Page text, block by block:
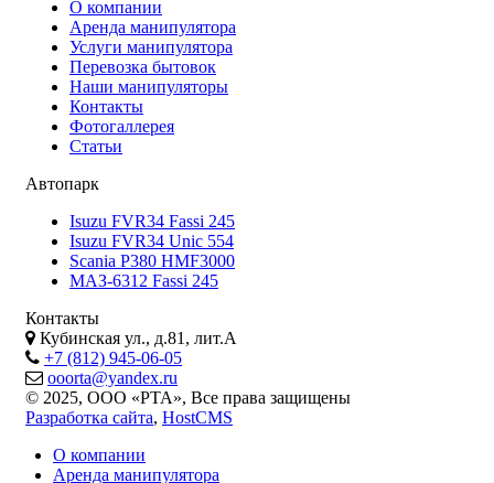
О компании
Аренда манипулятора
Услуги манипулятора
Перевозка бытовок
Наши манипуляторы
Контакты
Фотогаллерея
Статьи
Автопарк
Isuzu FVR34 Fassi 245
Isuzu FVR34 Unic 554
Scania P380 HMF3000
МАЗ-6312 Fassi 245
Контакты
Кубинская ул., д.81, лит.А
+7 (812) 945-06-05
ooorta@yandex.ru
© 2025, ООО «РТА», Все права защищены
Разработка сайта, HostCMS
О компании
Аренда манипулятора